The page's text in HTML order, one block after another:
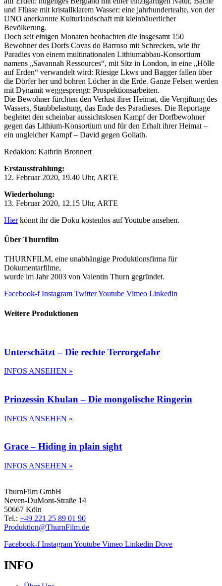
und Flüsse mit kristallklarem Wasser: eine jahrhundertealte, von der
UNO anerkannte Kulturlandschaft mit kleinbäuerlicher
Bevölkerung.
Doch seit einigen Monaten beobachten die insgesamt 150
Bewohner des Dorfs Covas do Barroso mit Schrecken, wie ihr
Paradies von einem multinationalen Lithiumabbau-Konsortium
namens „Savannah Ressources“, mit Sitz in London, in eine „Hölle
auf Erden“ verwandelt wird: Riesige Lkws und Bagger fallen über
die Dörfer her und bohren Löcher in die Erde. Ganze Felsen werden
mit Dynamit weggesprengt: Prospektionsarbeiten.
Die Bewohner fürchten den Verlust ihrer Heimat, die Vergiftung des
Wassers, Staubbelastung, das Ende des Paradieses. Die Reportage
begleitet den scheinbar aussichtslosen Kampf der Dorfbewohner
gegen das Lithium-Konsortium und für den Erhalt ihrer Heimat –
ein ungleicher Kampf – David gegen Goliath.
Redakion: Kathrin Bronnert
Erstausstrahlung:
12. Februar 2020, 19.40 Uhr, ARTE
Wiederholung:
13. Februar 2020, 12.15 Uhr, ARTE
Hierkönnt ihr die Doku kostenlos auf Youtube ansehen.
Über Thurnfilm
THURNFILM, eine unabhängige Produktionsfirma für
Dokumentarfilme,
wurde im Jahr 2003 von Valentin Thurn gegründet.
Facebook-f Instagram TwitterYoutube Vimeo Linkedin
Weitere Produktionen
Unterschätzt – Die rechte Terrorgefahr
INFOS ANSEHEN »
Prinzessin Khulan – Die mongolische Ringerin
INFOS ANSEHEN »
Grace – Hiding in plain sight
INFOS ANSEHEN »
ThurnFilm GmbH
Neven-DuMont-Straße 14
50667 Köln
Tel.: +49 221 25 89 01 90
Produktion@ThurnFilm.de
Facebook-f InstagramYoutube Vimeo Linkedin Dove
INFO